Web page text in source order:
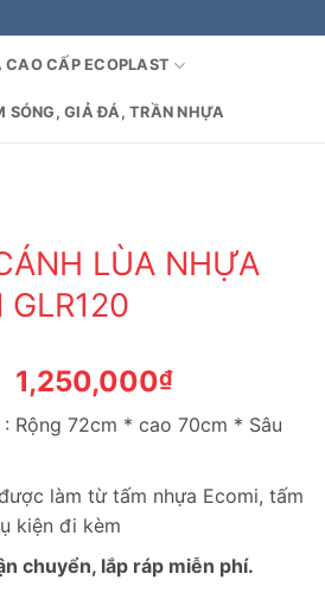
CẤP ECOPLAST
SÓNG, GIẢ ĐÁ, TRẦN NHỰA
LÙA NHỰA
Giá
gốc
là:
1,250,000₫Giá
hiện
tại
1,250,000₫.
Rộng 72cm * cao 70cm * Sâu
làm từ tấm nhựa Ecomi, tấm
kiện đi kèm
chuyển, lắp ráp miễn phí.